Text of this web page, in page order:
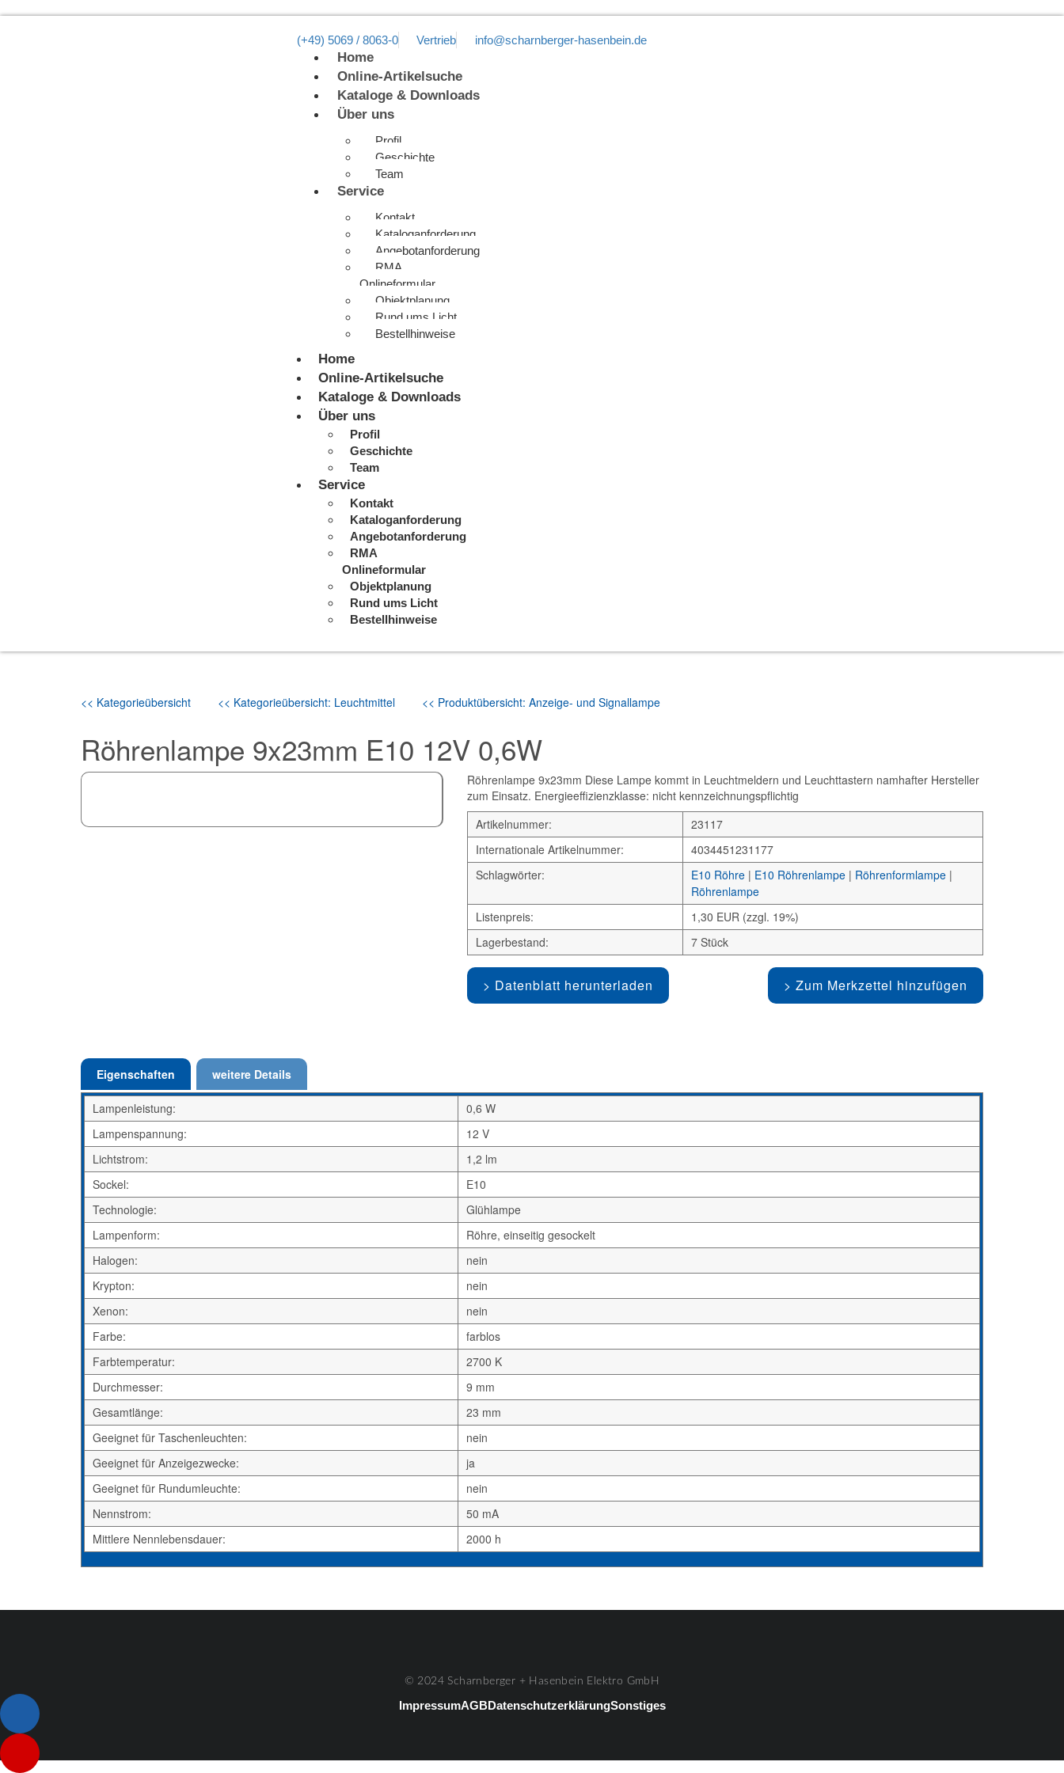
(+49) 5069 / 8063-0 Vertrieb info@scharnberger-hasenbein.de
Home
Online-Artikelsuche
Kataloge & Downloads
Über uns
Profil
Geschichte
Team
Service
Kontakt
Kataloganforderung
Angebotanforderung
RMA
Onlineformular
Objektplanung
Rund ums Licht
Bestellhinweise
Home
Online-Artikelsuche
Kataloge & Downloads
Über uns
Profil
Geschichte
Team
Service
Kontakt
Kataloganforderung
Angebotanforderung
RMA
Onlineformular
Objektplanung
Rund ums Licht
Bestellhinweise
<< Kategorieübersicht << Kategorieübersicht: Leuchtmittel << Produktübersicht: Anzeige- und Signallampe
Röhrenlampe 9x23mm E10 12V 0,6W
Röhrenlampe 9x23mm Diese Lampe kommt in Leuchtmeldern und Leuchttastern namhafter Hersteller
zum Einsatz. Energieeffizienzklasse: nicht kennzeichnungspflichtig
Artikelnummer:
23117
Internationale Artikelnummer:
4034451231177
Schlagwörter:
E10 Röhre| E10 Röhrenlampe| Röhrenformlampe|
Röhrenlampe
Listenpreis:
1,30 EUR (zzgl. 19%)
Lagerbestand:
7 Stück
Datenblatt herunterladen Zum Merkzettel hinzufügen
Eigenschaften weitere Details
Lampenleistung:
0,6 W
Lampenspannung:
12 V
Lichtstrom:
1,2 lm
Sockel:
E10
Technologie:
Glühlampe
Lampenform:
Röhre, einseitig gesockelt
Halogen:
nein
Krypton:
nein
Xenon:
nein
Farbe:
farblos
Farbtemperatur:
2700 K
Durchmesser:
9 mm
Gesamtlänge:
23 mm
Geeignet für Taschenleuchten:
nein
Geeignet für Anzeigezwecke:
ja
Geeignet für Rundumleuchte:
nein
Nennstrom:
50 mA
Mittlere Nennlebensdauer:
2000 h
© 2024 Scharnberger + Hasenbein Elektro GmbH
ImpressumAGBDatenschutzerklärungSonstiges